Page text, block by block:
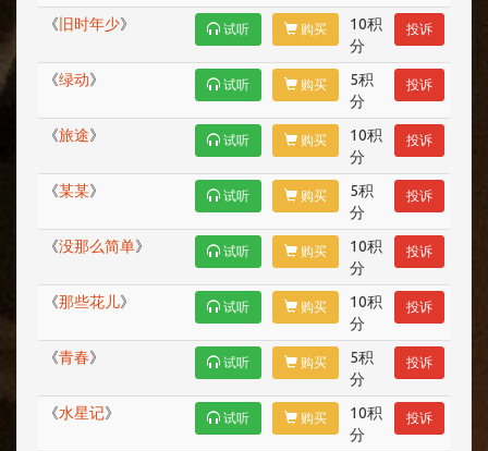
《 旧时年少》 试听 购买
10积
分
投诉
《绿动》 试听 购买
5积
分
投诉
《旅途》 试听 购买
10积
分
投诉
《某某》 试听 购买
5积
分
投诉
《没那么简单》 试听 购买
10积
分
投诉
《那些花儿》 试听 购买
10积
分
投诉
《青春》 试听 购买
5积
分
投诉
《水星记》 试听 购买
10积
分
投诉